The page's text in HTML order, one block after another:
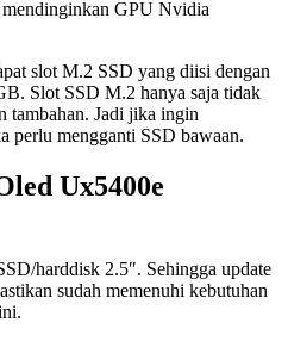
mendinginkan GPU Nvidia
slot M.2 SSD yang diisi dengan
Slot SSD M.2 hanya saja tidak
tambahan. Jadi jika ingin
perlu mengganti SSD bawaan.
Ux5400e
harddisk 2.5″. Sehingga update
sudah memenuhi kebutuhan